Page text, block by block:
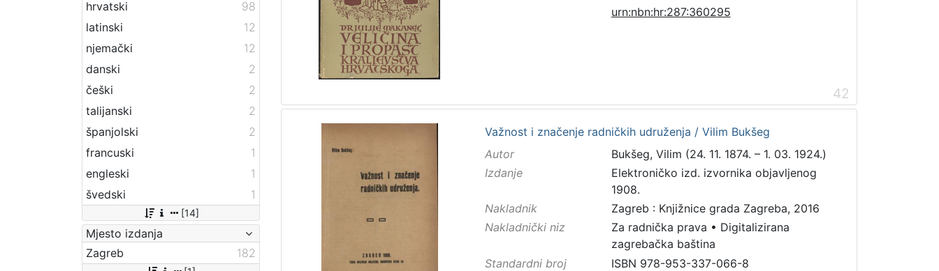
hrvatski
98
latinski
12
njemački
12
danski
2
češki
2
talijanski
2
španjolski
2
francuski
1
engleski
1
švedski
1
[14]
Mjesto izdanja
Zagreb
182
urn:nbn:hr:287:360295
42
Važnost i značenje radničkih udruženja / Vilim Bukšeg
Autor
Bukšeg, Vilim (24. 11. 1874. – 1. 03. 1924.)
Izdanje
Elektroničko izd. izvornika objavljenog
1908.
Nakladnik
Zagreb : Knjižnice grada Zagreba, 2016
Nakladnički niz
Za radnička prava • Digitalizirana
zagrebačka baština
Standardni broj
ISBN 978-953-337-066-8